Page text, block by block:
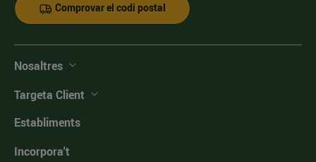
Comprovar el codi postal
Nosaltres
Targeta Client
Establiments
Incorpora't